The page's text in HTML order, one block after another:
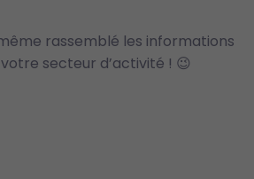
rassemblé les informations
secteur d’activité ! 😉